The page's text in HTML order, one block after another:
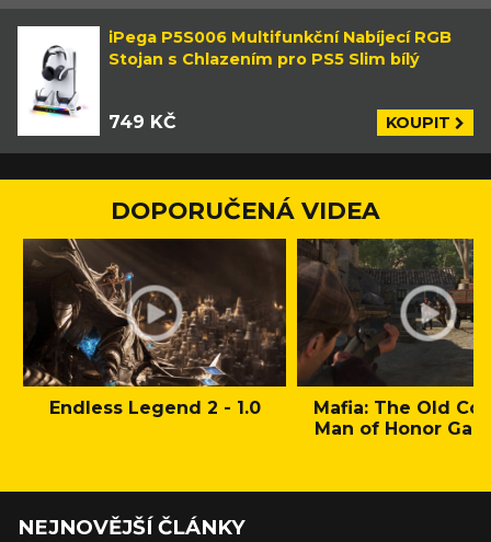
iPega P5S006 Multifunkční Nabíjecí RGB
Stojan s Chlazením pro PS5 Slim bílý
749 KČ KOUPIT
DOPORUČENÁ VIDEA
Endless Legend 2 - 1.0
Mafia: The Old
Man of Honor
NEJNOVĚJŠÍ ČLÁNKY